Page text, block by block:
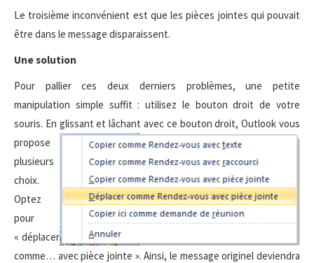
Le troisième inconvénient est que les pièces jointes qui pouvait
être dans le message disparaissent.
Une solution
Pour pallier ces deux derniers problèmes, une petite
manipulation simple suffit : utilisez le bouton droit de votre
souris. En glissant et lâchant avec ce bouton droit, Outlook vous
propose
plusieurs
choix.
Optez
pour
« déplacer
comme… avec pièce jointe ». Ainsi, le message originel deviendra